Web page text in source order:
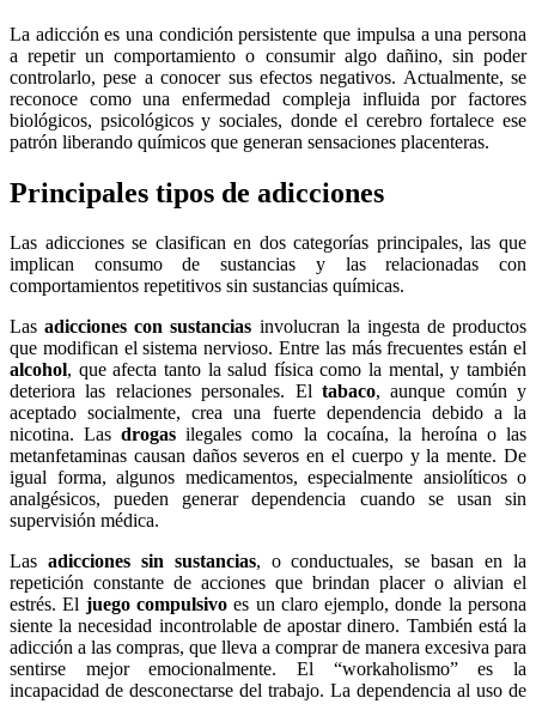
La adicción es una condición persistente que impulsa a una persona
a repetir un comportamiento o consumir algo dañino, sin poder
controlarlo, pese a conocer sus efectos negativos. Actualmente, se
reconoce como una enfermedad compleja influida por factores
biológicos, psicológicos y sociales, donde el cerebro fortalece ese
patrón liberando químicos que generan sensaciones placenteras.
Principales tipos de adicciones
Las adicciones se clasifican en dos categorías principales, las que
implican consumo de sustancias y las relacionadas con
comportamientos repetitivos sin sustancias químicas.
Lasadicciones con sustancias involucran la ingesta de productos
que modifican el sistema nervioso. Entre las más frecuentes están el
alcohol, que afecta tanto la salud física como la mental, y también
deteriora las relaciones personales. El tabaco, aunque común y
aceptado socialmente, crea una fuerte dependencia debido a la
nicotina. Lasdrogas ilegales como la cocaína, la heroína o las
metanfetaminas causan daños severos en el cuerpo y la mente. De
igual forma, algunos medicamentos, especialmente ansiolíticos o
analgésicos, pueden generar dependencia cuando se usan sin
supervisión médica.
Las adicciones sin sustancias, o conductuales, se basan en la
repetición constante de acciones que brindan placer o alivian el
estrés. El juego compulsivoes un claro ejemplo, donde la persona
siente la necesidad incontrolable de apostar dinero. También está la
adicción a las compras, que lleva a comprar de manera excesiva para
sentirse mejor emocionalmente. El “workaholismo” es la
incapacidad de desconectarse del trabajo. La dependencia al uso de